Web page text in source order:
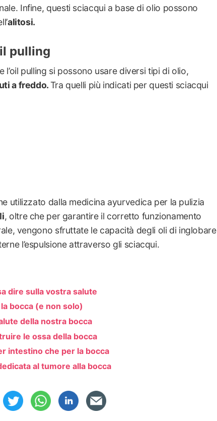
Infine, questi sciacqui a base di olio possono
alitosi.
pulling
pulling si possono usare diversi tipi di olio,
a freddo.Tra quelli più indicati per questi sciacqui
utilizzato dalla medicina ayurvedica per la pulizia
, oltre che per garantire il corretto funzionamento
vengono sfruttate le capacità degli oli di inglobare
l’espulsione attraverso gli sciacqui.
dire sulla vostra salute
bocca (e non solo)
della nostra bocca
le ossa della bocca
intestino che per la bocca
al tumore alla bocca